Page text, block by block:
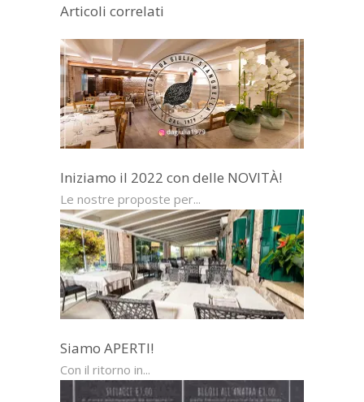
Articoli correlati
Iniziamo il 2022 con delle NOVITÀ!
Le nostre proposte per...
Siamo APERTI!
Con il ritorno in...